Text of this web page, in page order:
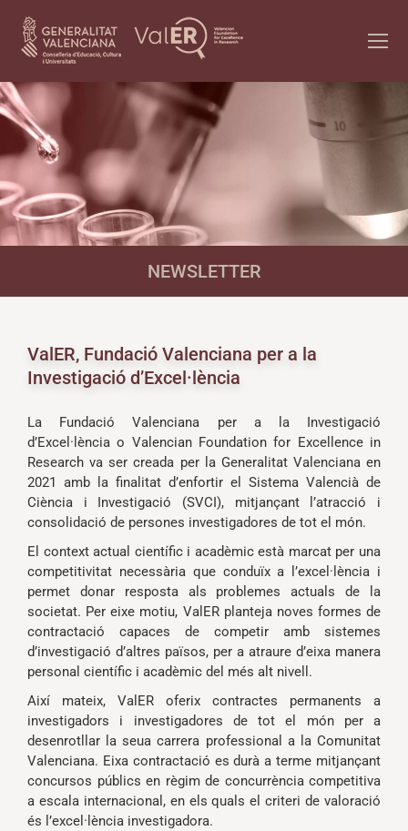
NEWSLETTER
ValER, Fundació Valenciana per a la
Investigació d’Excel·lència
La Fundació Valenciana per a la Investigació
d’Excel·lència o Valencian Foundation for Excellence in
Research va ser creada per la Generalitat Valenciana en
2021 amb la finalitat d’enfortir el Sistema Valencià de
Ciència i Investigació (SVCI), mitjançant l’atracció i
consolidació de persones investigadores de tot el món.
El context actual científic i acadèmic està marcat per una
competitivitat necessària que conduïx a l’excel·lència i
permet donar resposta als problemes actuals de la
societat. Per eixe motiu, ValER planteja noves formes de
contractació capaces de competir amb sistemes
d’investigació d’altres països, per a atraure d’eixa manera
personal científic i acadèmic del més alt nivell.
Així mateix, ValER oferix contractes permanents a
investigadors i investigadores de tot el món per a
desenrotllar la seua carrera professional a la Comunitat
Valenciana. Eixa contractació es durà a terme mitjançant
concursos públics en règim de concurrència competitiva
a escala internacional, en els quals el criteri de valoració
és l’excel·lència investigadora.